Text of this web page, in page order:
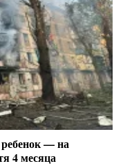
— на
4 месяца